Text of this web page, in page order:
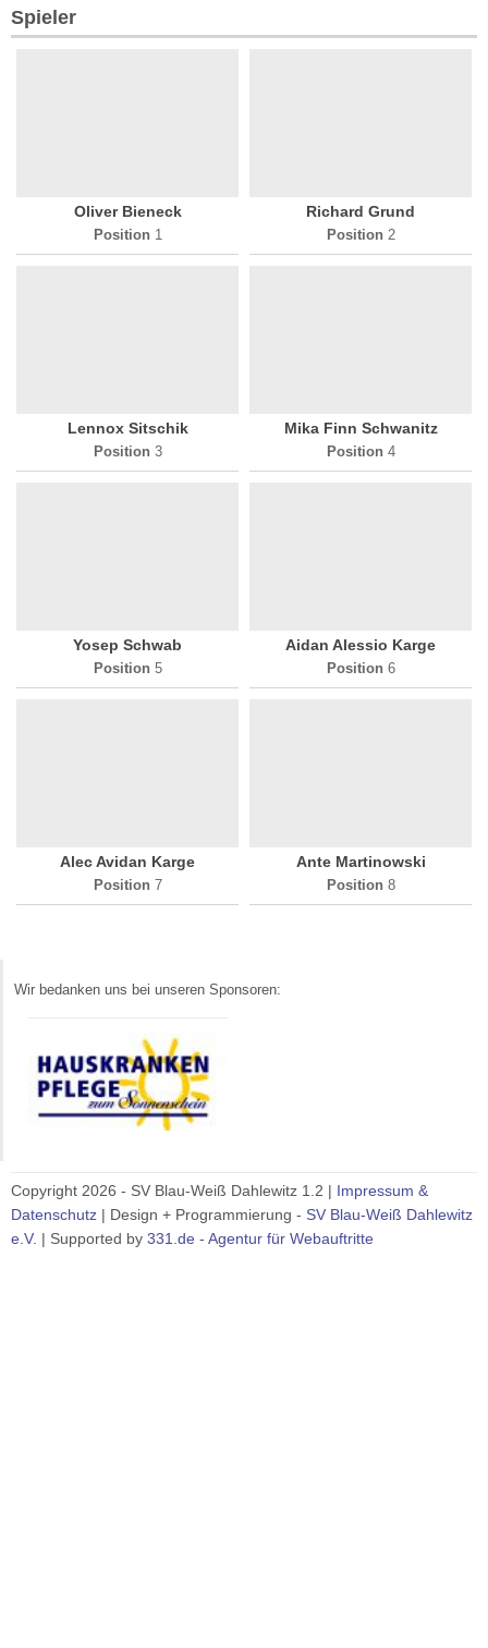
Spieler
Oliver Bieneck
Position 1
Richard Grund
Position 2
Lennox Sitschik
Position 3
Mika Finn Schwanitz
Position 4
Yosep Schwab
Position 5
Aidan Alessio Karge
Position 6
Alec Avidan Karge
Position 7
Ante Martinowski
Position 8
Wir bedanken uns bei unseren Sponsoren:
Copyright 2026 - SV Blau-Weiß Dahlewitz 1.2 | Impressum &
Datenschutz | Design + Programmierung - SV Blau-Weiß Dahlewitz
e.V. | Supported by 331.de - Agentur für Webauftritte